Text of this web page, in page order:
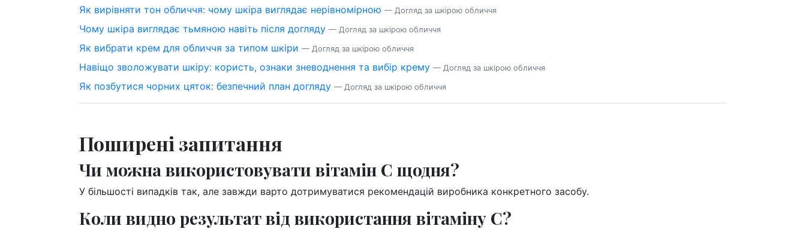
Як вирівняти тон обличчя: чому шкіра виглядає нерівномірною — Догляд за шкірою обличчя
Чому шкіра виглядає тьмяною навіть після догляду — Догляд за шкірою обличчя
Як вибрати крем для обличчя за типом шкіри — Догляд за шкірою обличчя
Навіщо зволожувати шкіру: користь, ознаки зневоднення та вибір крему — Догляд за шкірою обличчя
Як позбутися чорних цяток: безпечний план догляду — Догляд за шкірою обличчя
Поширені запитання
Чи можна використовувати вітамін С щодня?
У більшості випадків так, але завжди варто дотримуватися рекомендацій виробника конкретного засобу.
Коли видно результат від використання вітаміну С?